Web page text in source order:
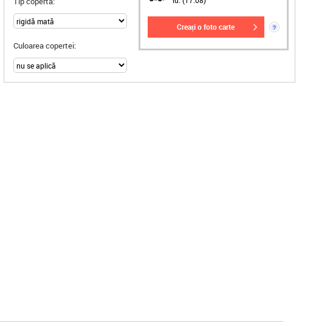
Culoarea copertei:
creați o foto carte ?